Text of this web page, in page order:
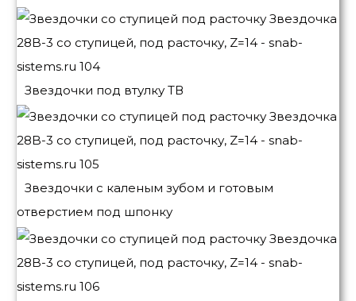
Звездочки под втулку ТВ
Звездочки с каленым зубом и готовым
отверстием под шпонку